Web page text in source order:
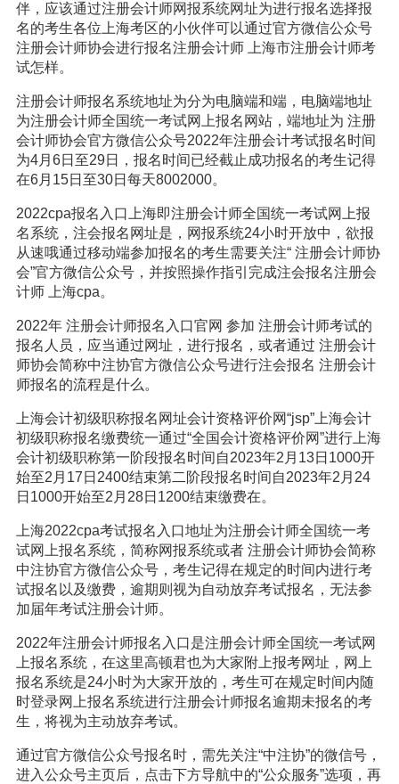
伴，应该通过注册会计师网报系统网址为进行报名选择报
名的考生各位上海考区的小伙伴可以通过官方微信公众号
注册会计师协会进行报名注册会计师 上海市注册会计师考
试怎样。
注册会计师报名系统地址为分为电脑端和端，电脑端地址
为注册会计师全国统一考试网上报名网站，端地址为 注册
会计师协会官方微信公众号2022年注册会计考试报名时间
为4月6日至29日，报名时间已经截止成功报名的考生记得
在6月15日至30日每天8002000。
2022cpa报名入口上海即注册会计师全国统一考试网上报
名系统，注会报名网址是，网报系统24小时开放中，欲报
从速哦通过移动端参加报名的考生需要关注“ 注册会计师协
会”官方微信公众号，并按照操作指引完成注会报名注册会
计师 上海cpa。
2022年 注册会计师报名入口官网 参加 注册会计师考试的
报名人员，应当通过网址，进行报名，或者通过 注册会计
师协会简称中注协官方微信公众号进行注会报名 注册会计
师报名的流程是什么。
上海会计初级职称报名网址会计资格评价网“jsp”上海会计
初级职称报名缴费统一通过“全国会计资格评价网”进行上海
会计初级职称第一阶段报名时间自2023年2月13日1000开
始至2月17日2400结束第二阶段报名时间自2023年2月24
日1000开始至2月28日1200结束缴费在。
上海2022cpa考试报名入口地址为注册会计师全国统一考
试网上报名系统，简称网报系统或者 注册会计师协会简称
中注协官方微信公众号，考生记得在规定的时间内进行考
试报名以及缴费，逾期则视为自动放弃考试报名，无法参
加届年考试注册会计师。
2022年注册会计师报名入口是注册会计师全国统一考试网
上报名系统，在这里高顿君也为大家附上报考网址，网上
报名系统是24小时为大家开放的，考生可在规定时间内随
时登录网上报名系统进行注册会计师报名逾期未报名的考
生，将视为主动放弃考试。
通过官方微信公众号报名时，需先关注“中注协”的微信号，
进入公众号主页后，点击下方导航中的“公众服务”选项，再